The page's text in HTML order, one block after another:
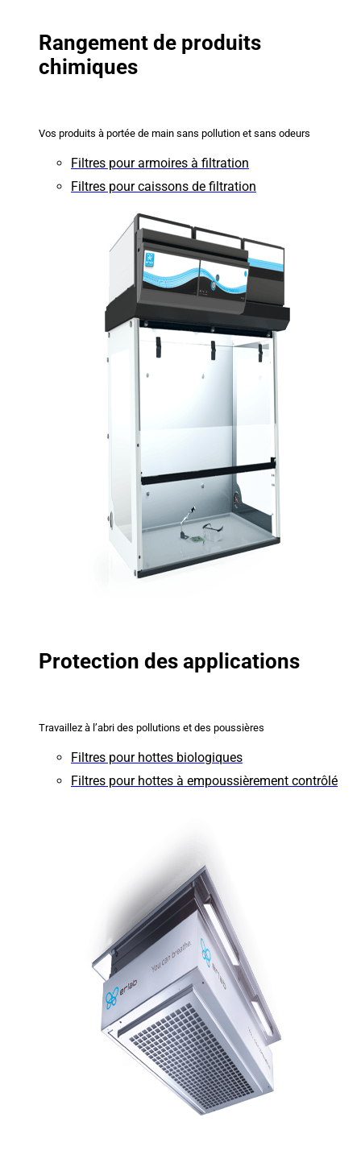
Rangement de produits
chimiques
Vos produits à portée de main sans pollution et sans odeurs
Filtres pour armoires à filtration
Filtres pour caissons de filtration
Protection des applications
Travaillez à l’abri des pollutions et des poussières
Filtres pour hottes biologiques
Filtres pour hottes à empoussièrement contrôlé